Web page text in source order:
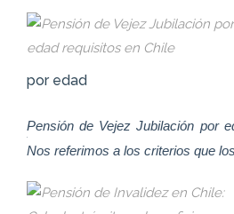
por edad
Pensión de Vejez Jubilación por
Nos referimos a los criterios que